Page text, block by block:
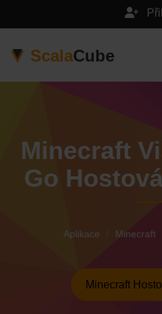
ScalaCube
Minecraft
Go
Aplikace Minecraft
Minecraft